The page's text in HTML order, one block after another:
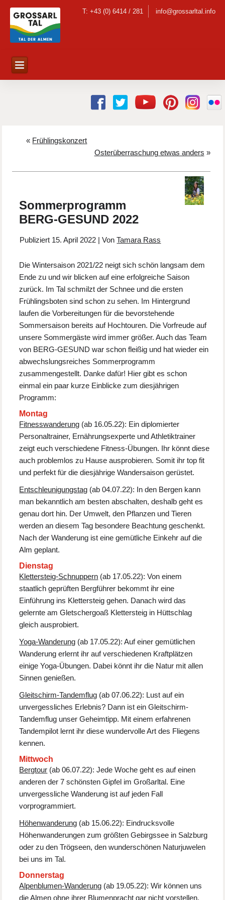
T: +43 (0) 6414 / 281 info@grossarltal.info
« Frühlingskonzert
Osterüberraschung etwas anders »
Sommerprogramm
BERG-GESUND 2022
Publiziert 15. April 2022 |Von Tamara Rass
Die Wintersaison 2021/22 neigt sich schön langsam dem
Ende zu und wir blicken auf eine erfolgreiche Saison
zurück. Im Tal schmilzt der Schnee und die ersten
Frühlingsboten sind schon zu sehen. Im Hintergrund
laufen die Vorbereitungen für die bevorstehende
Sommersaison bereits auf Hochtouren. Die Vorfreude auf
unsere Sommergäste wird immer größer. Auch das Team
von BERG-GESUND war schon fleißig und hat wieder ein
abwechslungsreiches Sommerprogramm
zusammengestellt. Danke dafür! Hier gibt es schon
einmal ein paar kurze Einblicke zum diesjährigen
Programm:
Montag
Fitnesswanderung (ab 16.05.22): Ein diplomierter
Personaltrainer, Ernährungsexperte und Athletiktrainer
zeigt euch verschiedene Fitness-Übungen. Ihr könnt diese
auch problemlos zu Hause ausprobieren. Somit ihr top fit
und perfekt für die diesjährige Wandersaison gerüstet.
Entschleunigungstag (ab 04.07.22): In den Bergen kann
man bekanntlich am besten abschalten, deshalb geht es
genau dort hin. Der Umwelt, den Pflanzen und Tieren
werden an diesem Tag besondere Beachtung geschenkt.
Nach der Wanderung ist eine gemütliche Einkehr auf die
Alm geplant.
Dienstag
Klettersteig-Schnuppern (ab 17.05.22): Von einem
staatlich geprüften Bergführer bekommt ihr eine
Einführung ins Klettersteig gehen. Danach wird das
gelernte am Gletschergoaß Klettersteig in Hüttschlag
gleich ausprobiert.
Yoga-Wanderung (ab 17.05.22): Auf einer gemütlichen
Wanderung erlernt ihr auf verschiedenen Kraftplätzen
einige Yoga-Übungen. Dabei könnt ihr die Natur mit allen
Sinnen genießen.
Gleitschirm-Tandemflug (ab 07.06.22): Lust auf ein
unvergessliches Erlebnis? Dann ist ein Gleitschirm-
Tandemflug unser Geheimtipp. Mit einem erfahrenen
Tandempilot lernt ihr diese wundervolle Art des Fliegens
kennen.
Mittwoch
Bergtour (ab 06.07.22): Jede Woche geht es auf einen
anderen der 7 schönsten Gipfel im Großarltal. Eine
unvergessliche Wanderung ist auf jeden Fall
vorprogrammiert.
Höhenwanderung (ab 15.06.22): Eindrucksvolle
Höhenwanderungen zum größten Gebirgssee in Salzburg
oder zu den Trögseen, den wunderschönen Naturjuwelen
bei uns im Tal.
Donnerstag
Alpenblumen-Wanderung (ab 19.05.22): Wir können uns
die Almen ohne ihrer Blumenpracht gar nicht vorstellen.